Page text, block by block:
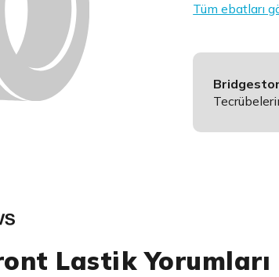
Tüm ebatları
Lastik Yorumları